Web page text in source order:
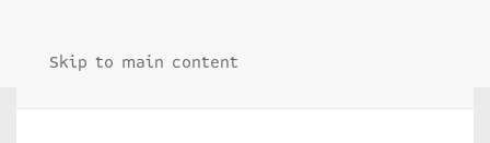
Skip to main content